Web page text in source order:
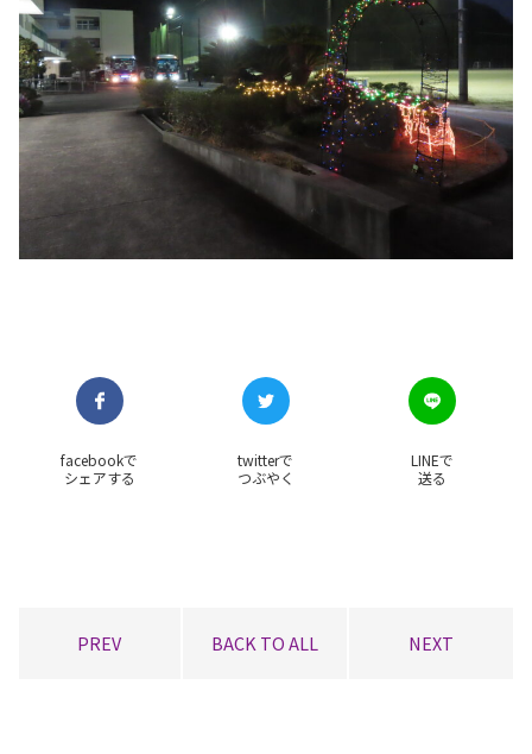
facebookで
シェアする
twitterで
つぶやく
LINEで
送る
PREV BACK TO ALL NEXT